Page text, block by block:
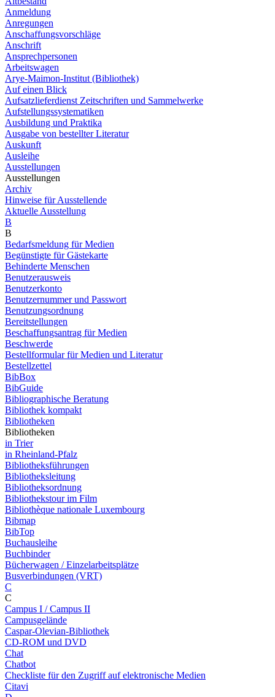
Anmeldung
Anregungen
Anschaffungsvorschläge
Anschrift
Ansprechpersonen
Arbeitswagen
Arye-Maimon-Institut (Bibliothek)
Auf einen Blick
Aufsatzlieferdienst Zeitschriften und Sammelwerke
Aufstellungssystematiken
Ausbildung und Praktika
Ausgabe von bestellter Literatur
Auskunft
Ausleihe
Ausstellungen
Ausstellungen
Archiv
Hinweise für Ausstellende
Aktuelle Ausstellung
B
B
Bedarfsmeldung für Medien
Begünstigte für Gästekarte
Behinderte Menschen
Benutzerausweis
Benutzerkonto
Benutzernummer und Passwort
Benutzungsordnung
Bereitstellungen
Beschaffungsantrag für Medien
Beschwerde
Bestellformular für Medien und Literatur
Bestellzettel
BibBox
BibGuide
Bibliographische Beratung
Bibliothek kompakt
Bibliotheken
Bibliotheken
in Trier
in Rheinland-Pfalz
Bibliotheksführungen
Bibliotheksleitung
Bibliotheksordnung
Bibliothekstour im Film
Bibliothèque nationale Luxembourg
Bibmap
BibTop
Buchausleihe
Buchbinder
Bücherwagen / Einzelarbeitsplätze
Busverbindungen (VRT)
C
C
Campus I / Campus II
Campusgelände
Caspar-Olevian-Bibliothek
CD-ROM und DVD
Chat
Chatbot
Checkliste für den Zugriff auf elektronische Medien
Citavi